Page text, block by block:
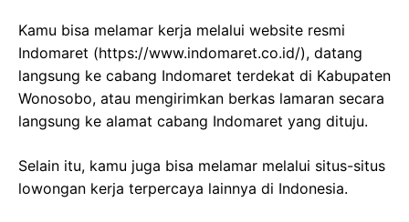
Kamu bisa melamar kerja melalui website resmi
Indomaret (https://www.indomaret.co.id/), datang
langsung ke cabang Indomaret terdekat di Kabupaten
Wonosobo, atau mengirimkan berkas lamaran secara
langsung ke alamat cabang Indomaret yang dituju.
Selain itu, kamu juga bisa melamar melalui situs-situs
lowongan kerja terpercaya lainnya di Indonesia.